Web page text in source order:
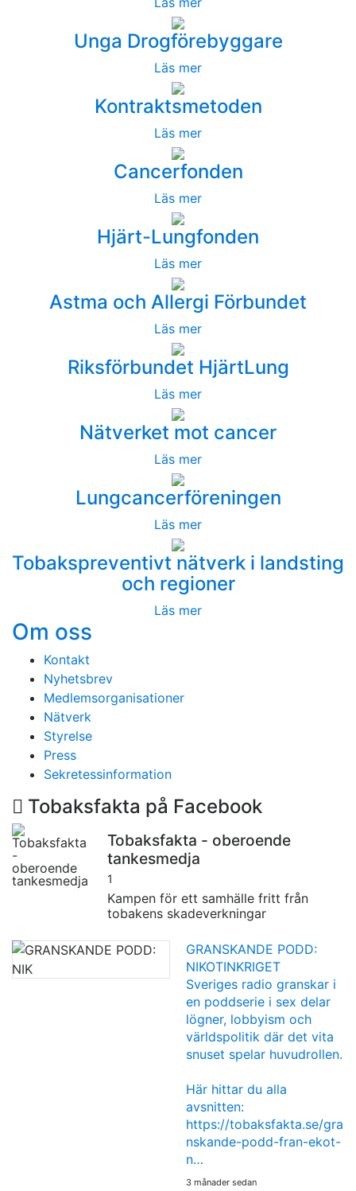
Unga Drogförebyggare
Läs mer
Kontraktsmetoden
Läs mer
Cancerfonden
Läs mer
Hjärt-Lungfonden
Läs mer
Astma och Allergi Förbundet
Läs mer
Riksförbundet HjärtLung
Läs mer
Nätverket mot cancer
Läs mer
Lungcancerföreningen
Läs mer
Tobakspreventivt nätverk i landsting
och regioner
Läs mer
Om oss
Kontakt
Nyhetsbrev
Medlemsorganisationer
Nätverk
Styrelse
Press
Sekretessinformation
Tobaksfakta på Facebook
Tobaksfakta - oberoende
tankesmedja
1
Kampen för ett samhälle fritt från
tobakens skadeverkningar
GRANSKANDE PODD:
NIKOTINKRIGET
Sveriges radio granskar i
en poddserie i sex delar
lögner, lobbyism och
världspolitik där det vita
snuset spelar huvudrollen.
Här hittar du alla
avsnitten:
https://tobaksfakta.se/gra
nskande-podd-fran-ekot-
n…
3 månader sedan